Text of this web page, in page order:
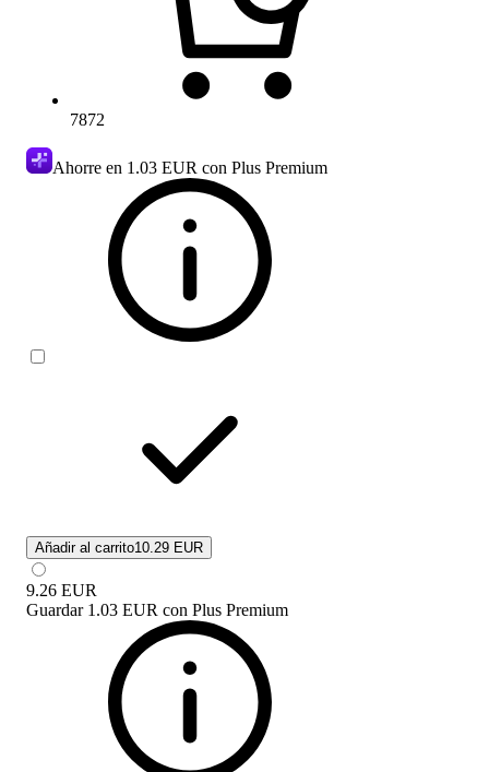
7872
Ahorre en 1.03 EUR con Plus Premium
Añadir al carrito10.29 EUR
9.26 EUR
Guardar 1.03 EUR con Plus Premium